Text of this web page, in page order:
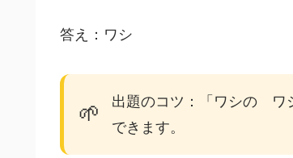
答え：ワシ
🌱
出題のコツ：「ワシの ワ
できます。